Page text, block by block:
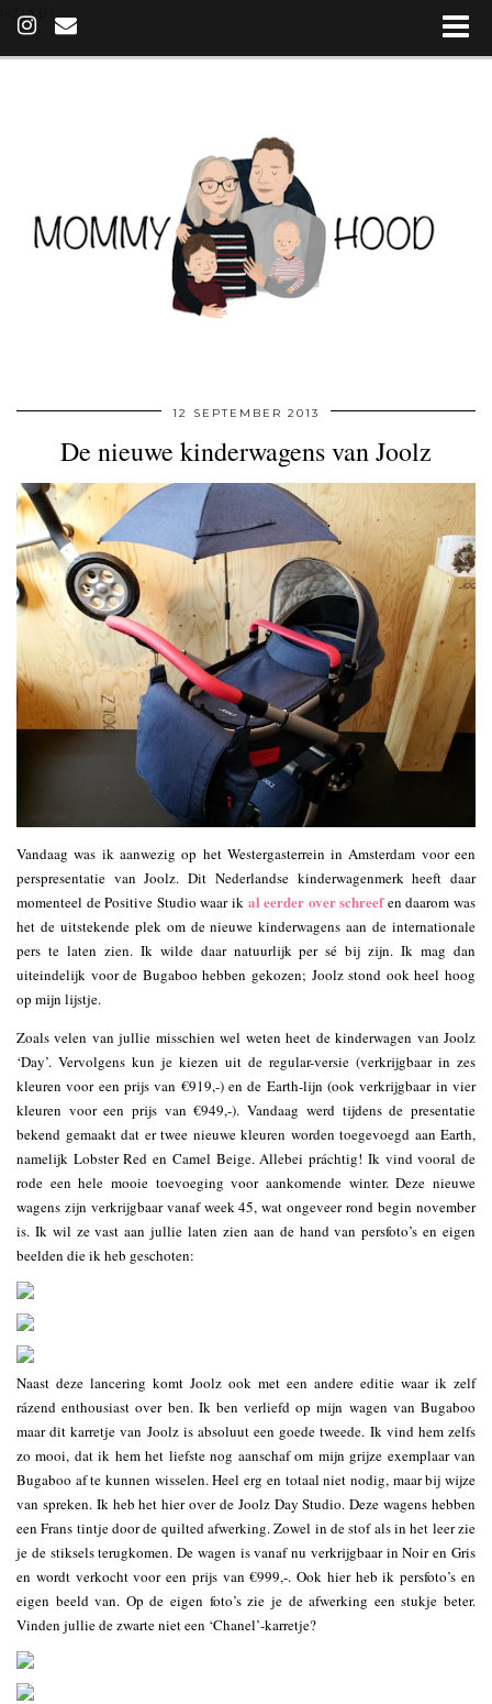
(~215 B)
12 SEPTEMBER 2013
De nieuwe kinderwagens van Joolz
Vandaag was ik aanwezig op het Westergasterrein in Amsterdam voor een
perspresentatie van Joolz. Dit Nederlandse kinderwagenmerk heeft daar
momenteel de Positive Studio waar ik al eerder over schreefen daarom was
het de uitstekende plek om de nieuwe kinderwagens aan de internationale
pers te laten zien. Ik wilde daar natuurlijk per sé bij zijn. Ik mag dan
uiteindelijk voor de Bugaboo hebben gekozen; Joolz stond ook heel hoog
op mijn lijstje.
Zoals velen van jullie misschien wel weten heet de kinderwagen van Joolz
‘Day’. Vervolgens kun je kiezen uit de regular-versie (verkrijgbaar in zes
kleuren voor een prijs van €919,-) en de Earth-lijn (ook verkrijgbaar in vier
kleuren voor een prijs van €949,-). Vandaag werd tijdens de presentatie
bekend gemaakt dat er twee nieuwe kleuren worden toegevoegd aan Earth,
namelijk Lobster Red en Camel Beige. Allebei práchtig! Ik vind vooral de
rode een hele mooie toevoeging voor aankomende winter. Deze nieuwe
wagens zijn verkrijgbaar vanaf week 45, wat ongeveer rond begin november
is. Ik wil ze vast aan jullie laten zien aan de hand van persfoto’s en eigen
beelden die ik heb geschoten:
Naast deze lancering komt Joolz ook met een andere editie waar ik zelf
rázend enthousiast over ben. Ik ben verliefd op mijn wagen van Bugaboo
maar dit karretje van Joolz is absoluut een goede tweede. Ik vind hem zelfs
zo mooi, dat ik hem het liefste nog aanschaf om mijn grijze exemplaar van
Bugaboo af te kunnen wisselen. Heel erg en totaal niet nodig, maar bij wijze
van spreken. Ik heb het hier over de Joolz Day Studio. Deze wagens hebben
een Frans tintje door de quilted afwerking. Zowel in de stof als in het leer zie
je de stiksels terugkomen. De wagen is vanaf nu verkrijgbaar in Noir en Gris
en wordt verkocht voor een prijs van €999,-. Ook hier heb ik persfoto’s en
eigen beeld van. Op de eigen foto’s zie je de afwerking een stukje beter.
Vinden jullie de zwarte niet een ‘Chanel’-karretje?